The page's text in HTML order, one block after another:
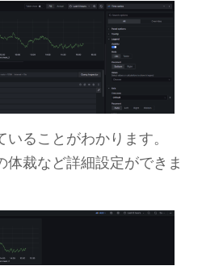
ることがわかります。
体裁など詳細設定ができま